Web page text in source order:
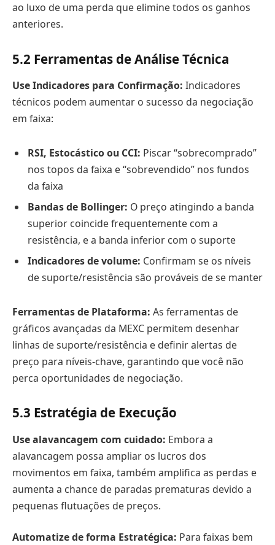
ao luxo de uma perda que elimine todos os ganhos
anteriores.
5.2 Ferramentas de Análise Técnica
Use Indicadores para Confirmação: Indicadores
técnicos podem aumentar o sucesso da negociação
em faixa:
RSI, Estocástico ou CCI: Piscar “sobrecomprado”
nos topos da faixa e “sobrevendido” nos fundos
da faixa
Bandas de Bollinger: O preço atingindo a banda
superior coincide frequentemente com a
resistência, e a banda inferior com o suporte
Indicadores de volume: Confirmam se os níveis
de suporte/resistência são prováveis de se manter
Ferramentas de Plataforma: As ferramentas de
gráficos avançadas da MEXC permitem desenhar
linhas de suporte/resistência e definir alertas de
preço para níveis-chave, garantindo que você não
perca oportunidades de negociação.
5.3 Estratégia de Execução
Use alavancagem com cuidado: Embora a
alavancagem possa ampliar os lucros dos
movimentos em faixa, também amplifica as perdas e
aumenta a chance de paradas prematuras devido a
pequenas flutuações de preços.
Automatize de forma Estratégica: Para faixas bem